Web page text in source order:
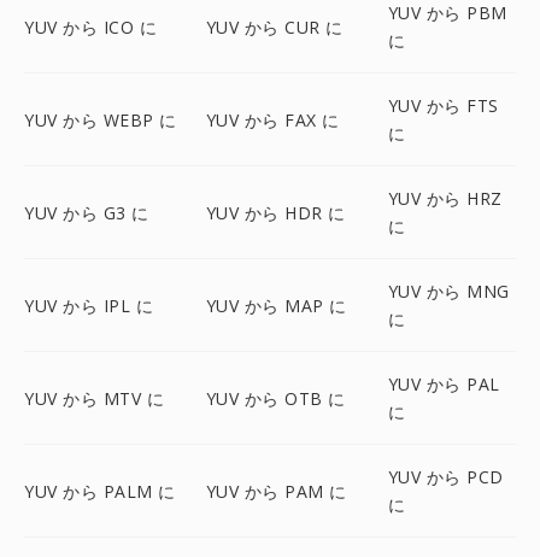
YUV から ICO に YUV から CUR に
YUV から PBM
に
YUV から WEBP に YUV から FAX に
YUV から FTS
に
YUV から G3 に YUV から HDR に
YUV から HRZ
に
YUV から IPL に YUV から MAP に
YUV から MNG
に
YUV から MTV に YUV から OTB に
YUV から PAL
に
YUV から PALM に YUV から PAM に
YUV から PCD
に